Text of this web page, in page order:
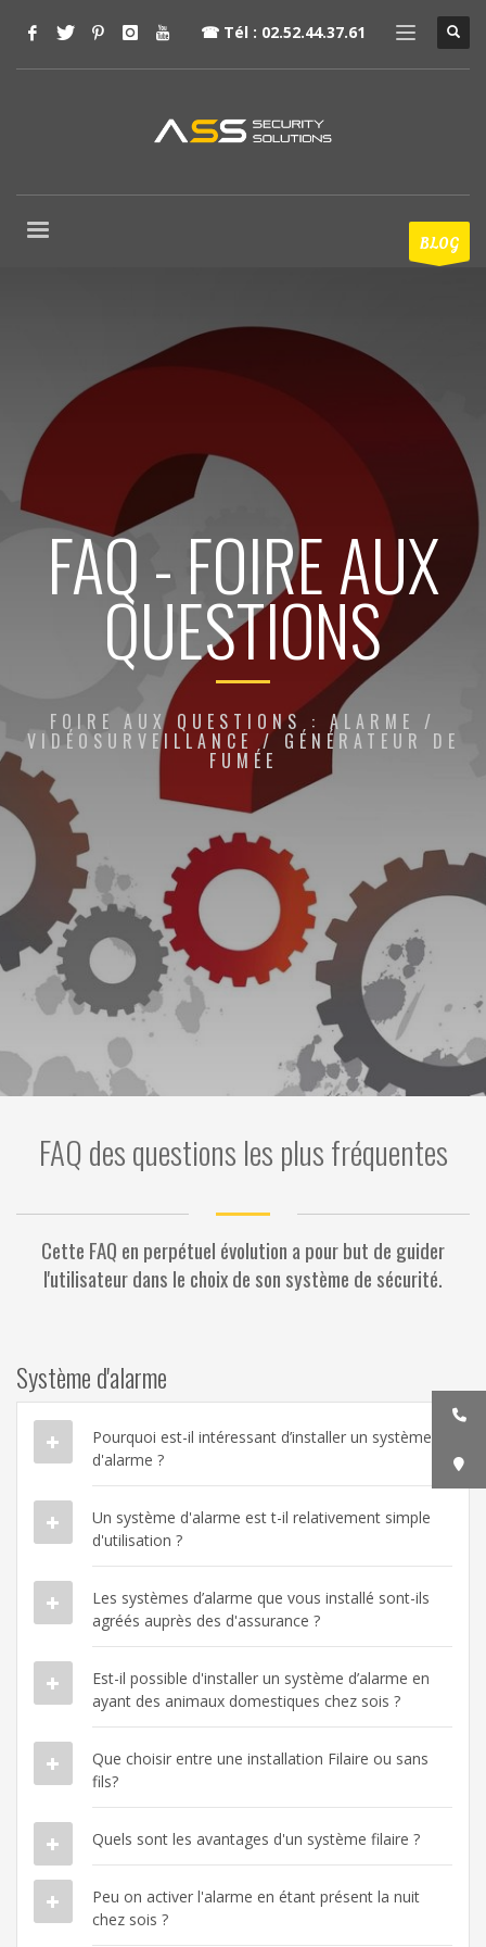
☎ Tél : 02.52.44.37.61
BLOG
FAQ - FOIRE AUX
QUESTIONS
FOIRE AUX QUESTIONS : ALARME /
VIDÉOSURVEILLANCE / GÉNÉRATEUR DE
FUMÉE
FAQ des questions les plus fréquentes
Cette FAQ en perpétuel évolution a pour but de guider
l'utilisateur dans le choix de son système de sécurité.
Système d'alarme
Pourquoi est-il intéressant d’installer un système
d'alarme ?
Un système d'alarme est t-il relativement simple
d'utilisation ?
Les systèmes d’alarme que vous installé sont-ils
agréés auprès des d'assurance ?
Est-il possible d'installer un système d’alarme en
ayant des animaux domestiques chez sois ?
Que choisir entre une installation Filaire ou sans
fils?
Quels sont les avantages d'un système filaire ?
Peu on activer l'alarme en étant présent la nuit
chez sois ?